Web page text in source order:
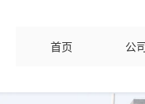
首页 公